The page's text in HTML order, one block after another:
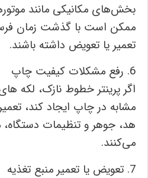
بخش‌های مکانیکی مانند
ممکن است با گذشت زمان
تعمیر یا تعویض داشته باشند.
اگر پرینتر خطوط نازک، لکه‌
مشابه در چاپ ایجاد کند،
هد، جوهر و تنظیمات دستگاه،
می‌کنند.